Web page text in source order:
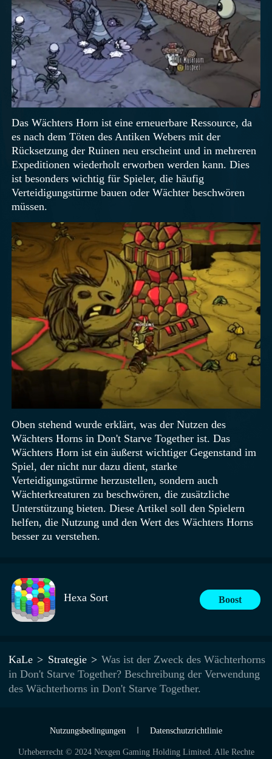
Das Wächters Horn ist eine erneuerbare Ressource, da
es nach dem Töten des Antiken Webers mit der
Rücksetzung der Ruinen neu erscheint und in mehreren
Expeditionen wiederholt erworben werden kann. Dies
ist besonders wichtig für Spieler, die häufig
Verteidigungstürme bauen oder Wächter beschwören
müssen.
Oben stehend wurde erklärt, was der Nutzen des
Wächters Horns in Don't Starve Together ist. Das
Wächters Horn ist ein äußerst wichtiger Gegenstand im
Spiel, der nicht nur dazu dient, starke
Verteidigungstürme herzustellen, sondern auch
Wächterkreaturen zu beschwören, die zusätzliche
Unterstützung bieten. Diese Artikel soll den Spielern
helfen, die Nutzung und den Wert des Wächters Horns
besser zu verstehen.
Hexa Sort Boost
KaLe Strategie
Was ist der Zweck des Wächterhorns
in Don't Starve Together? Beschreibung der Verwendung
des Wächterhorns in Don't Starve Together.
Nutzungsbedingungen Datenschutzrichtlinie
Urheberrecht © 2024 Nexgen Gaming Holding Limited. Alle Rechte